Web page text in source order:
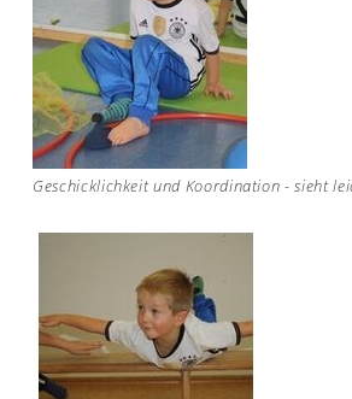
Geschicklichkeit und Koordination - sieht